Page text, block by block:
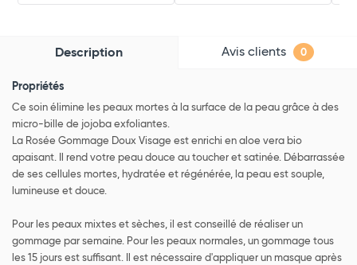
Description Avis clients 0
Propriétés
Ce soin élimine les peaux mortes à la surface de la peau grâce à des
micro-bille de jojoba exfoliantes.
La Rosée Gommage Doux Visage est enrichi en aloe vera bio
apaisant. Il rend votre peau douce au toucher et satinée. Débarrassée
de ses cellules mortes, hydratée et régénérée, la peau est souple,
lumineuse et douce.
Pour les peaux mixtes et sèches, il est conseillé de réaliser un
gommage par semaine. Pour les peaux normales, un gommage tous
les 15 jours est suffisant. Il est nécessaire d'appliquer un masque après